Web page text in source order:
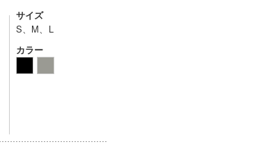
サイズ
S、M、L
カラー